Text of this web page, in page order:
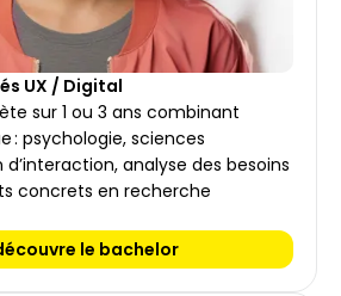
UX / Digital
sur 1 ou 3 ans combinant
: psychologie, sciences
analyse des besoins
concrets en recherche
le bachelor